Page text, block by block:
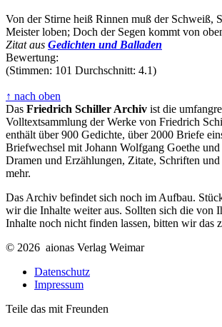
Von der Stirne heiß Rinnen muß der Schweiß,
Meister loben; Doch der Segen kommt von
Zitat aus Gedichten und Balladen
Bewertung:
(Stimmen: 101 Durchschnitt: 4.1)
↑ nach oben
Das Friedrich Schiller Archiv ist die
Volltextsammlung der Werke von Friedrich
enthält über 900 Gedichte, über 2000 Briefe
Briefwechsel mit Johann Wolfgang Goethe
Dramen und Erzählungen, Zitate, Schriften
mehr.
Das Archiv befindet sich noch im Aufbau.
wir die Inhalte weiter aus. Sollten sich die von
Inhalte noch nicht finden lassen, bitten wir das
© 2026 aionas Verlag Weimar
Datenschutz
Impressum
Teile das mit Freunden